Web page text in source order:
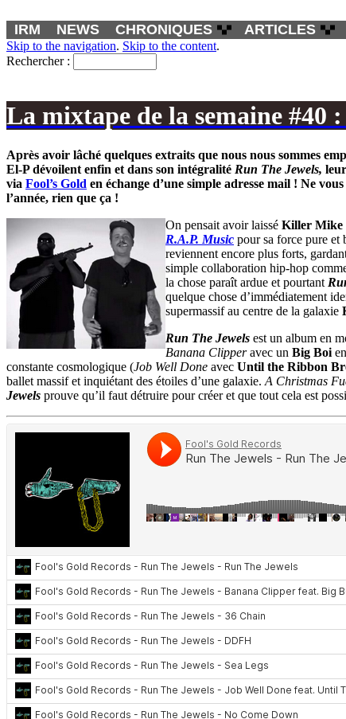
IRM NEWS CHRONIQUES ARTICLES
Skip to the navigation. Skip to the content.
Rechercher :
La mixtape de la semaine #40
Après avoir lâché quelques extraits que nous nous sommes
El-Pdévoilent enfin et dans son intégralité Run The Jewels,
via Fool’s Gold en échange d’une simple adresse mail ! Ne
l’année, rien que ça !
On pensait avoir laissé Killer Mike
R.A.P. Music pour sa force pure et
reviennent encore plus forts,
simple collaboration hip-hop
la chose paraît ardue et pourtant
quelque chose d’immédiatement
supermassif au centre de la galaxie
Run The Jewels est un album en
Banana Clipperavec un Big Boi
constante cosmologique (Job Well Done avec Until the Ribbon
ballet massif et inquiétant des étoiles d’une galaxie. A Christmas
Jewels prouve qu’il faut détruire pour créer et que tout cela est